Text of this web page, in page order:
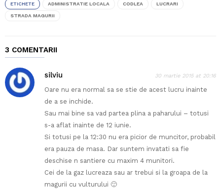
ETICHETE ADMINISTRATIE LOCALA CODLEA LUCRARI
STRADA MAGURII
3 COMENTARII
silviu 30 martie 2015 at 20:16
Oare nu era normal sa se stie de acest lucru inainte
de a se inchide.
Sau mai bine sa vad partea plina a paharului – totusi
s-a aflat inainte de 12 iunie.
Si totusi pe la 12:30 nu era picior de muncitor, probabil
era pauza de masa. Dar suntem invatati sa fie
deschise n santiere cu maxim 4 munitori.
Cei de la gaz lucreaza sau ar trebui si la groapa de la
magurii cu vulturului 🙂